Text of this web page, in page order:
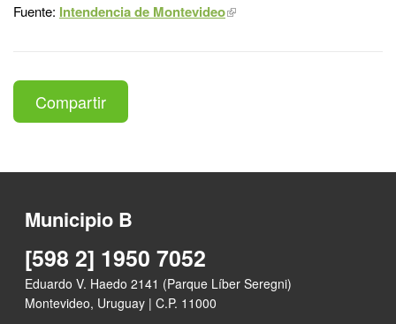
Fuente: Intendencia de Montevideo
Compartir
Municipio B
[598 2] 1950 7052
Eduardo V. Haedo 2141 (Parque Líber Seregni)
Montevideo, Uruguay | C.P. 11000